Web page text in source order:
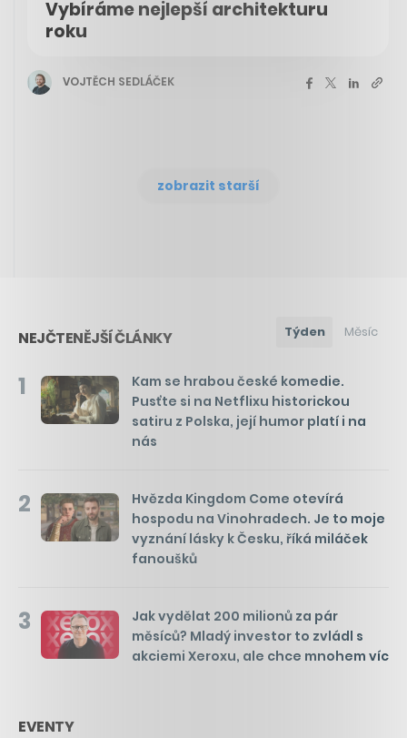
Vybíráme nejlepší architekturu
roku
VOJTĚCH SEDLÁČEK
zobrazit starší
NEJČTENĚJŠÍ ČLÁNKY Týden Měsíc
1
Kam se hrabou české komedie.
Pusťte si na Netflixu historickou
satiru z Polska, její humor platí i na
nás
2
Hvězda Kingdom Come otevírá
hospodu na Vinohradech. Je to moje
vyznání lásky k Česku, říká miláček
fanoušků
3
Jak vydělat 200 milionů za pár
měsíců? Mladý investor to zvládl s
akciemi Xeroxu, ale chce mnohem víc
EVENTY